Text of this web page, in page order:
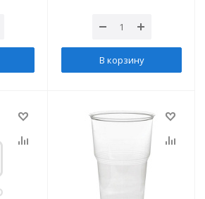
В корзину